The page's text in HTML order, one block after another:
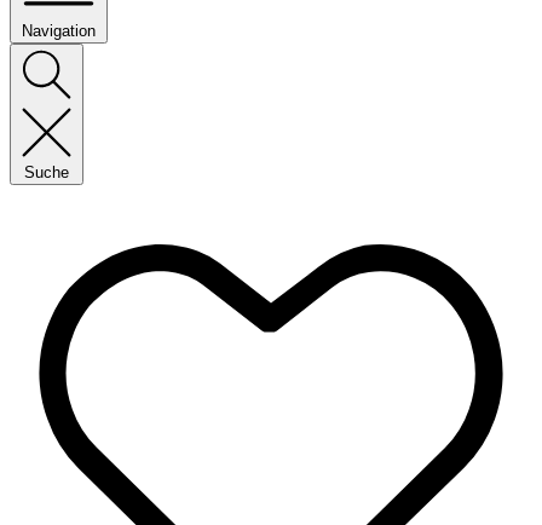
Navigation
Suche